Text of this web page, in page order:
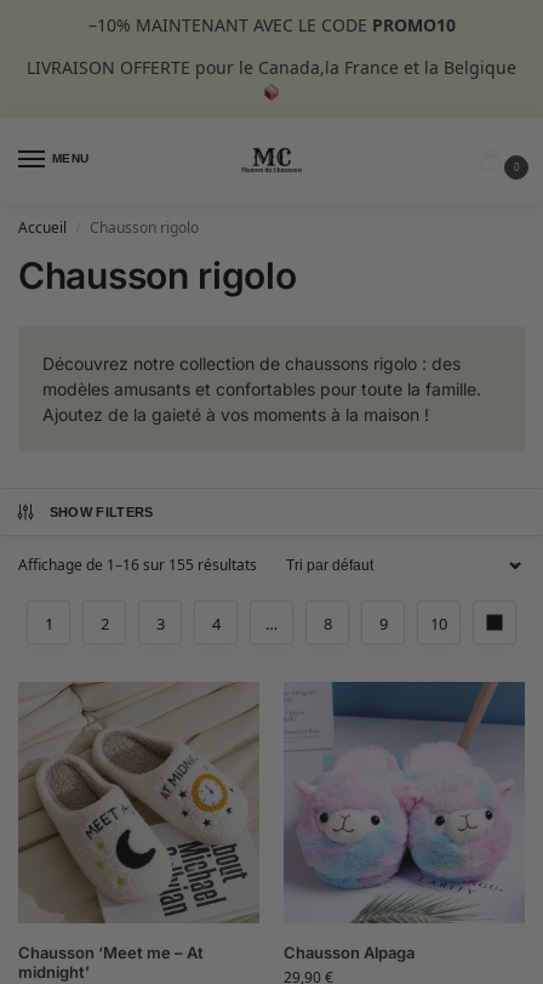
–10% MAINTENANT AVEC LE CODE PROMO10
LIVRAISON OFFERTE pour le Canada,la France et la Belgique
MENU
0
Accueil Chausson rigolo
Chausson rigolo
Découvrez notre collection de chaussons rigolo : des
modèles amusants et confortables pour toute la famille.
Ajoutez de la gaieté à vos moments à la maison !
SHOW FILTERS
Affichage de 1–16 sur 155 résultats
1 2 3 4 … 8 9 10
Chausson ‘Meet me – At
midnight’
Chausson Alpaga
29,90€